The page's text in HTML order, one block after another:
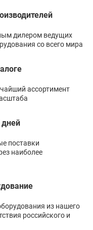
дилером ведущих
со всего мира
ассортимент
поставки
наиболее
из нашего
российского и